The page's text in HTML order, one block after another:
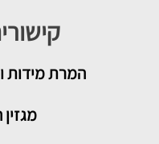
המרת מידות